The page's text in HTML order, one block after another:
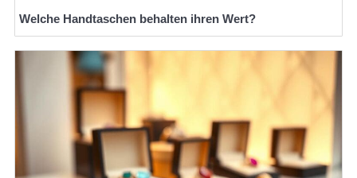
Welche Handtaschen behalten ihren Wert?